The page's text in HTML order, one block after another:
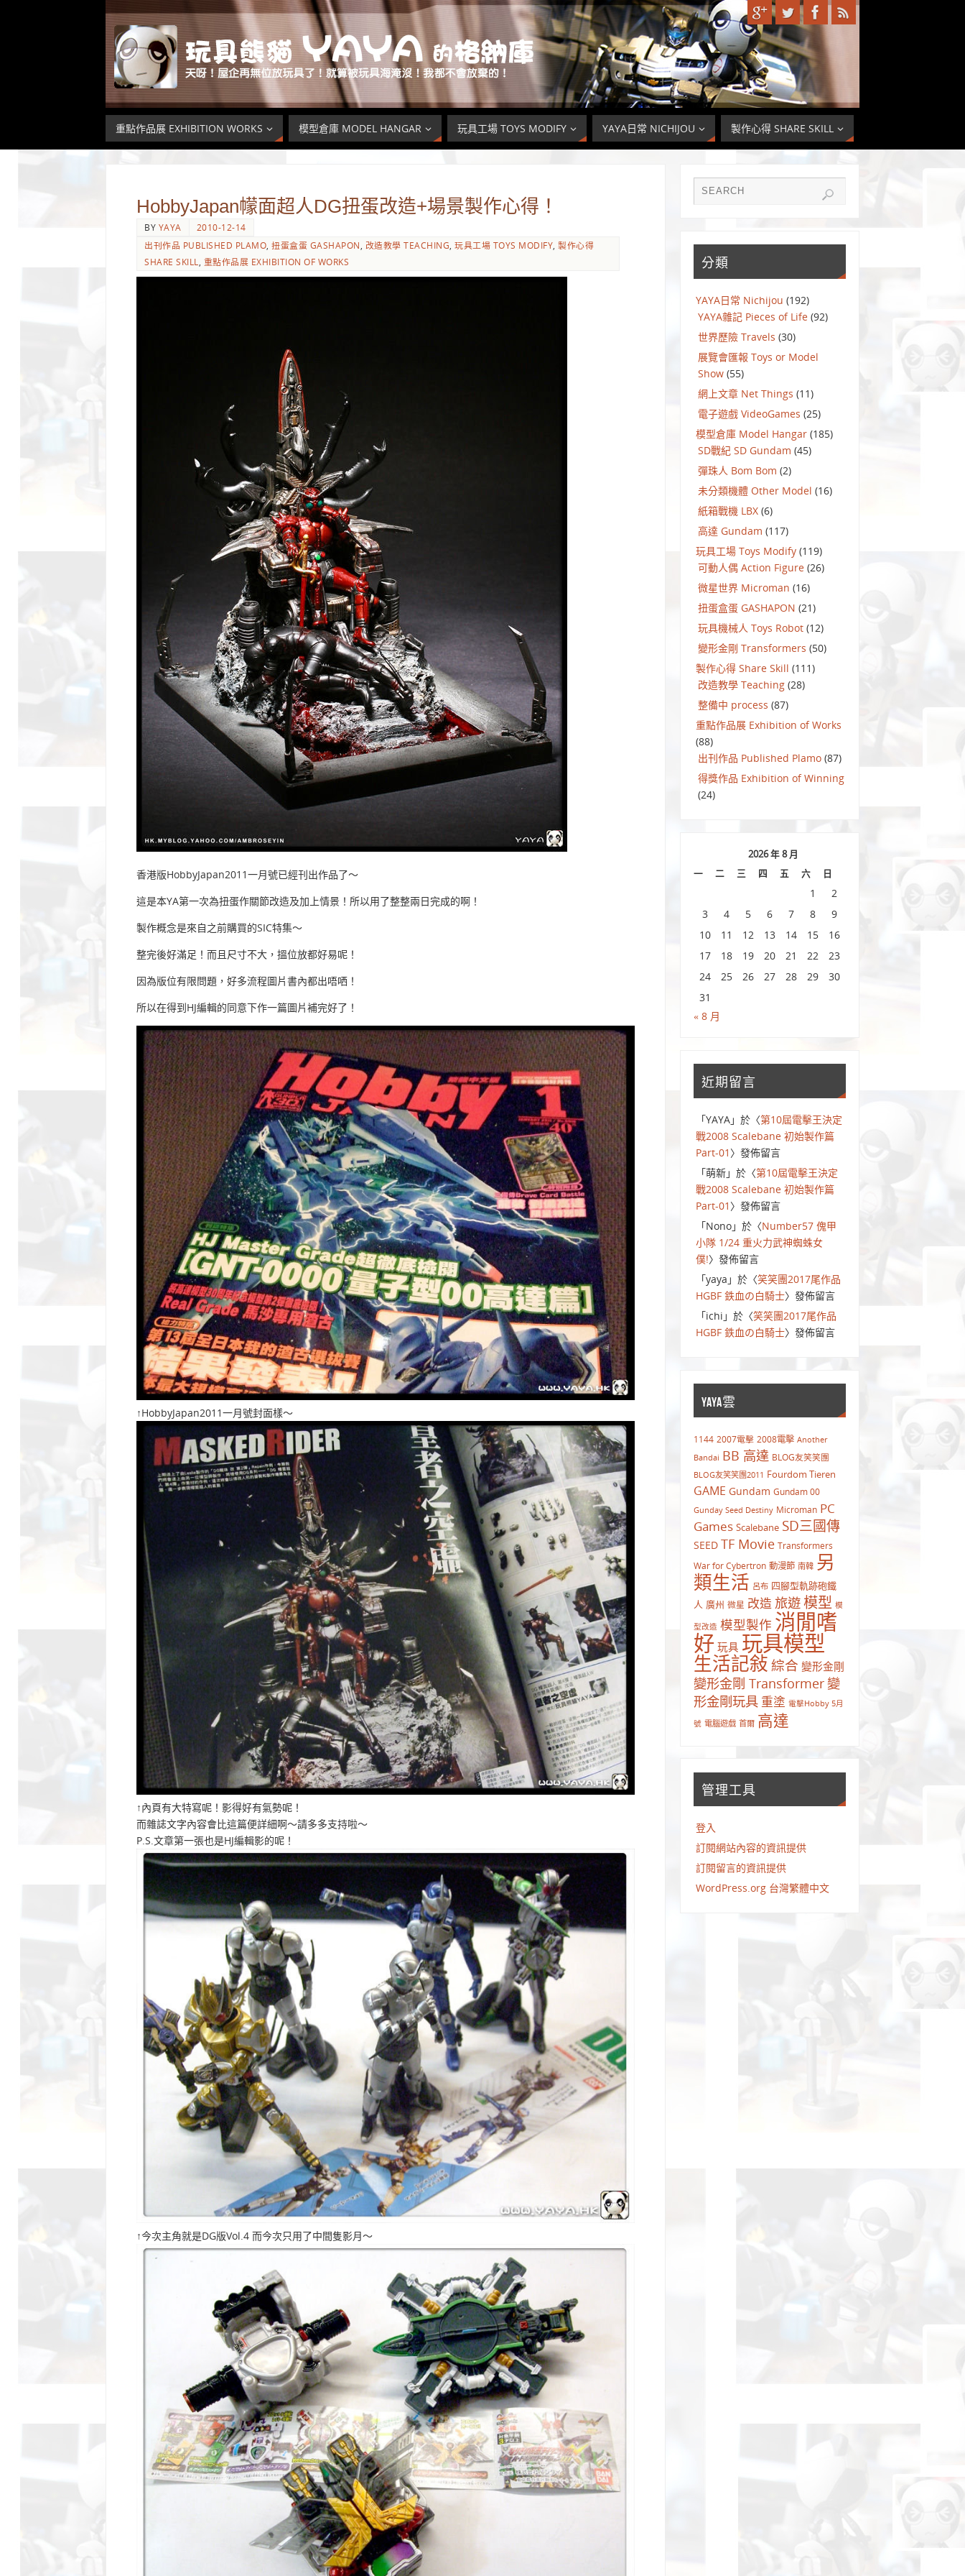
重點作品展 EXHIBITION WORKS 模型倉庫 MODEL HANGAR 玩具工場 TOYS MODIFY YAYA日常 NICHIJOU 製作心得 SHARE SKILL
HobbyJapan幪面超人DG扭蛋改造+場景製作心得！
BY YAYA
2010-12-14
出刊作品 PUBLISHED PLAMO 扭蛋盒蛋 GASHAPON 改造教學 TEACHING 玩具工場 TOYS MODIFY 製作心得
SHARE SKILL
重點作品展 EXHIBITION OF WORKS
香港版HobbyJapan2011一月號已經刊出作品了～
這是本YA第一次為扭蛋作關節改造及加上情景！所以用了整整兩日完成的啊！
製作概念是來自之前購買的SIC特集～
整完後好滿足！而且尺寸不大，搵位放都好易呢！
因為版位有限問題，好多流程圖片書內都出唔哂！
所以在得到HJ編輯的同意下作一篇圖片補完好了！
↑HobbyJapan2011一月號封面樣～
↑內頁有大特寫呢！影得好有氣勢呢！
而雜誌文字內容會比這篇便詳細啊～請多多支持啦～
P.S.文章第一張也是HJ編輯影的呢！
↑今次主角就是DG版Vol.4 而今次只用了中間隻影月～
分類
YAYA日常 Nichijou (192)
YAYA雜記 Pieces of Life (92)
世界歷險 Travels (30)
展覽會匯報 Toys or Model
Show (55)
網上文章 Net Things (11)
電子遊戲 VideoGames (25)
模型倉庫 Model Hangar (185)
SD戰紀 SD Gundam (45)
彈珠人 Bom Bom (2)
未分類機體 Other Model (16)
紙箱戰機 LBX (6)
高達 Gundam (117)
玩具工場 Toys Modify (119)
可動人偶 Action Figure (26)
微星世界 Microman (16)
扭蛋盒蛋 GASHAPON (21)
玩具機械人 Toys Robot (12)
變形金剛 Transformers (50)
製作心得 Share Skill (111)
改造教學 Teaching (28)
整備中 process (87)
重點作品展 Exhibition of Works
(88)
出刊作品 Published Plamo (87)
得獎作品 Exhibition of Winning
(24)
2026 年 8 月
一
二 三 四 五 六 日
1
2
3
4 5 6 7 8
9
10
11 12 13 14 15
16
17
18 19 20 21 22
23
24
25 26 27 28 29
30
31
« 8 月
近期留言
「YAYA」於〈第10屆電擊王決定
戰2008 Scalebane 初始製作篇
Part-01 〉發佈留言
「萌新」於〈第10屆電擊王決定
戰2008 Scalebane 初始製作篇
Part-01 〉發佈留言
「Nono」於〈Number57 傀甲
小隊 1/24 重火力武神蜘蛛女
僕!〉發佈留言
「yaya 」於〈笑笑團2017尾作品
HGBF 鉄血の白騎士〉發佈留言
「ichi 」於〈笑笑團2017尾作品
HGBF 鉄血の白騎士〉發佈留言
YAYA雲
1144 2007電擊 2008電擊 Another
Bandai BB 高達 BLOG友笑笑團
BLOG友笑笑團2011 Fourdom Tieren
GAME Gundam Gundam 00
Gunday Seed Destiny Microman PC
Games Scalebane SD三國傳
SEED TF Movie Transformers
War for Cybertron 動漫節 南韓 另
類生活 呂布 四腳型軌跡砲鐵
人 廣州 微星 改造 旅遊模型 模
型改造 模型製作 消閒嗜
好 玩具 玩具模型
生活記敍 綜合 變形金剛
變形金剛 Transformer 變
形金剛玩具 重塗 電擊Hobby 5月
號 電腦遊戲 首爾 高達
管理工具
登入
訂閱網站內容的資訊提供
訂閱留言的資訊提供
WordPress.org 台灣繁體中文